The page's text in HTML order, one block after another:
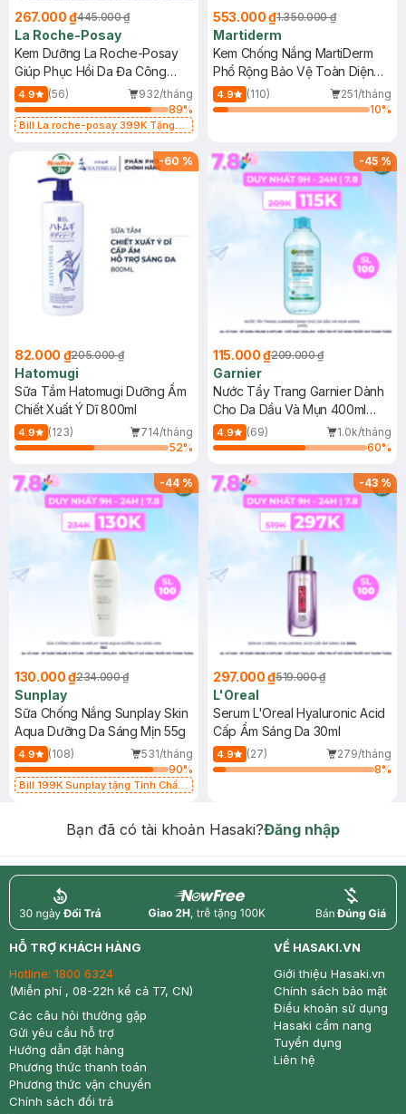
267.000 ₫445.000 ₫
La Roche-Posay
Kem Dưỡng La Roche-Posay
Giúp Phục Hồi Da Đa Công
Dụng 40ml
4.9 (56)
932/tháng
89%
Bill La roche-posay 399K Tặng
(SL có hạn)
553.000 ₫1.350.000 ₫
Martiderm
Kem Chống Nắng MartiDerm
Phổ Rộng Bảo Vệ Toàn Diện
40ml
4.9 (110)
251/tháng
10%
-60 %
82.000 ₫205.000 ₫
Hatomugi
Sữa Tắm Hatomugi Dưỡng Ẩm
Chiết Xuất Ý Dĩ 800ml
4.9 (123)
714/tháng
52%
-45%
115.000 ₫209.000 ₫
Garnier
Nước Tẩy Trang Garnier Dành
Cho Da Dầu Và Mụn 400ml
(Mới)
4.9 (69)
1.0k/tháng
60%
-44%
130.000 ₫234.000 ₫
Sunplay
Sữa Chống Nắng Sunplay Skin
Aqua Dưỡng Da Sáng Mịn 55g
4.9 (108)
531/tháng
90%
Bill 199K Sunplay tặng Tinh Chất
-43%
297.000 ₫519.000 ₫
L'Oreal
Serum L'Oreal Hyaluronic Acid
Cấp Ẩm Sáng Da 30ml
4.9 (27)
279/tháng
8%
Bạn đã có tài khoản Hasaki?Đăng nhập
return nowfree price
HỖ TRỢ KHÁCH HÀNG
Hotline: 1800 6324
(Miễn phí , 08-22h kể cả T7, CN)
Các câu hỏi thường gặp
Gửi yêu cầu hỗ trợ
Hướng dẫn đặt hàng
Phương thức thanh toán
Phương thức vận chuyển
Chính sách đổi trả
VỀ HASAKI.VN
Giới thiệu Hasaki.vn
Chính sách bảo mật
Điều khoản sử dụng
Hasaki cẩm nang
Tuyển dụng
Liên hệ